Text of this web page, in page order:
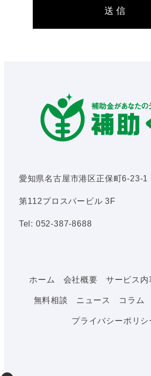
愛知県名古屋市港区正保町6-23-1
第112プロスパービル 3F
Tel: 052-387-8688
ホーム 会社概要 サービス内
無料相談 ニュース コラム
プライバシーポリシ